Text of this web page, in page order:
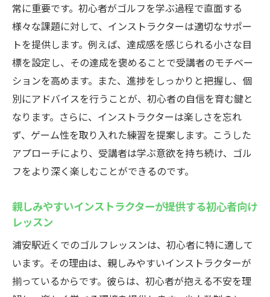
常に重要です。初心者がゴルフを学ぶ過程で直面する
様々な課題に対して、インストラクターは適切なサポー
トを提供します。例えば、達成感を感じられる小さな目
標を設定し、その達成を褒めることで受講者のモチベー
ションを高めます。また、進捗をしっかりと把握し、個
別にアドバイスを行うことが、初心者の自信を育む鍵と
なります。さらに、インストラクターは楽しさを忘れ
ず、ゲーム性を取り入れた練習を提案します。こうした
アプローチにより、受講者は学ぶ意欲を持ち続け、ゴル
フをより深く楽しむことができるのです。
親しみやすいインストラクターが提供する初心者向け
レッスン
浦安駅近くでのゴルフレッスンは、初心者に特に適して
います。その理由は、親しみやすいインストラクターが
揃っているからです。彼らは、初心者が抱える不安を理